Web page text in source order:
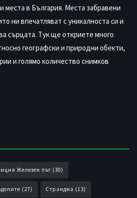
места в България. Места забравени
ни впечатляват с уникалноста си и
сърцата. Тук ще откриете много
географски и природни обекти,
и голямо количество снимков
Железен път (30)
(27) Странджа (13)